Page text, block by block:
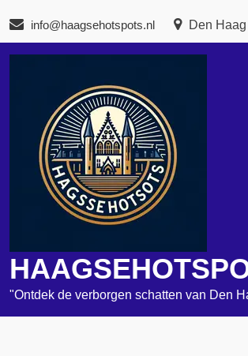
de
inhoud
info@haagsehotspots.nl Den Haag
"Ontdek de verborgen schatten van Den